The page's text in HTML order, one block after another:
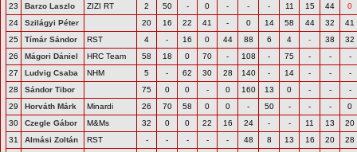
23 Barzo Laszlo ZIZI RT 2 50 - 0 - - - 11 15 44
0
24
Szilágyi Péter 20 16 22 41 - 0 14 58 44 32
41
25
Tímár Sándor RST 4 - 16 0 44 88 6 4 - 38
32
26
Mágori Dániel HRC Team 58 18 0 70 - 108 - 75 - -
-
27
Ludvig Csaba NHM 5 - 62 30 28 140 - 14 - -
-
28
Sándor Tibor 75 0 0 - 0 160 13 0 - -
-
29
Horváth Márk Minardi 26 70 58 0 0 - 50 - - -
0
30
Czegle Gábor M&Ms 32 0 0 22 16 24 - - 11 13
20
31
Almási Zoltán RST - - - - - 48 8 13 16 20
28